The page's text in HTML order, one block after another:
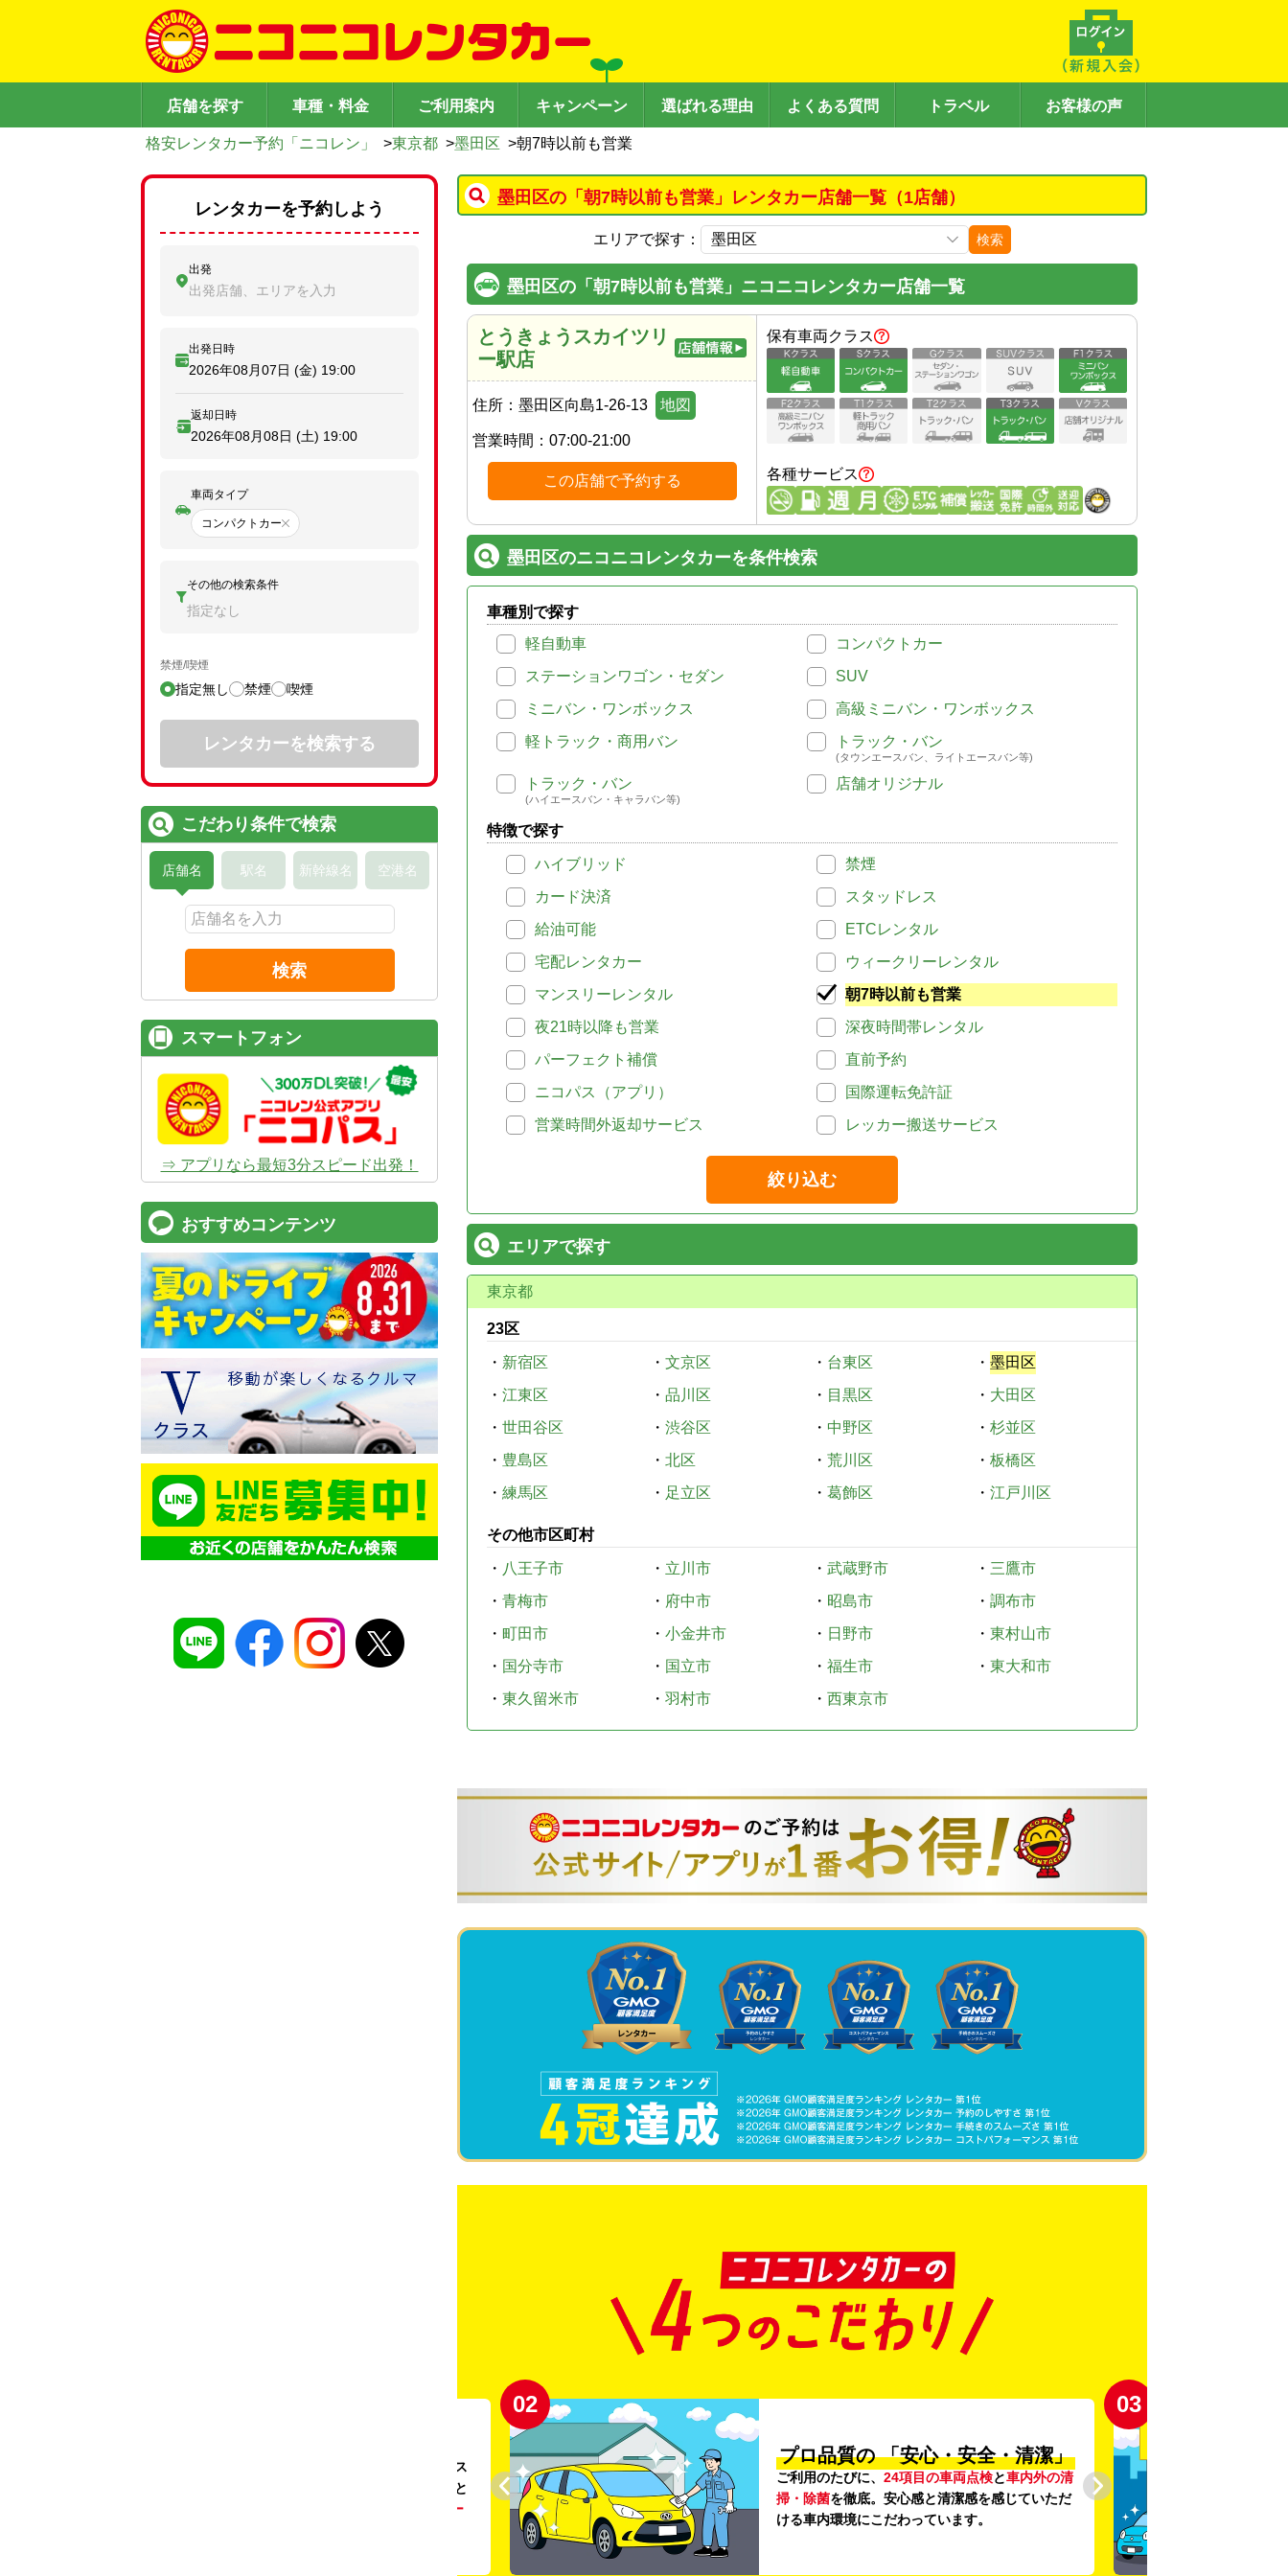
店舗を探す 車種・料金 ご利用案内 キャンペーン 選ばれる理由 よくある質問 トラベル お客様の声
格安レンタカー予約「ニコレン」 >東京都 >墨田区 >朝7時以前も営業
墨田区の「朝7時以前も営業」レンタカー店舗一覧（1店舗）
エリアで探す： 検索
墨田区の「朝7時以前も営業」ニコニコレンタカー店舗一覧
とうきょうスカイツリ
ー駅店
住所： 墨田区向島1-26-13 地図
営業時間： 07:00-21:00
この店舗で予約する
保有車両クラス
各種サービス
墨田区のニコニコレンタカーを条件検索
車種別で探す
軽自動車
コンパクトカー
ステーションワゴン・セダン
SUV
ミニバン・ワンボックス
高級ミニバン・ワンボックス
軽トラック・商用バン
トラック・バン
(タウンエースバン、ライトエースバン等)
トラック・バン
(ハイエースバン・キャラバン等)
店舗オリジナル
特徴で探す
ハイブリッド
禁煙
カード決済
スタッドレス
給油可能
ETCレンタル
宅配レンタカー
ウィークリーレンタル
マンスリーレンタル
朝7時以前も営業
夜21時以降も営業
深夜時間帯レンタル
パーフェクト補償
直前予約
ニコパス（アプリ）
国際運転免許証
営業時間外返却サービス
レッカー搬送サービス
絞り込む
エリアで探す
東京都
23区
・ 新宿区 ・ 文京区 ・ 台東区 ・ 墨田区
・ 江東区 ・ 品川区 ・ 目黒区 ・ 大田区
・ 世田谷区 ・ 渋谷区 ・ 中野区 ・ 杉並区
・ 豊島区 ・ 北区 ・ 荒川区 ・ 板橋区
・ 練馬区 ・ 足立区 ・ 葛飾区 ・ 江戸川区
その他市区町村
・ 八王子市 ・ 立川市 ・ 武蔵野市 ・ 三鷹市
・ 青梅市 ・ 府中市 ・ 昭島市 ・ 調布市
・ 町田市 ・ 小金井市 ・ 日野市 ・ 東村山市
・ 国分寺市 ・ 国立市 ・ 福生市 ・ 東大和市
・ 東久留米市 ・ 羽村市 ・ 西東京市
。ガソリンス
タンドや整備工場の既存インフラを活用すること
リー
02
プロ品質の 「安心・安全・清潔」
ご利用のたびに、 24項目の車両点検と車内外の清
掃・除菌を徹底。安心感と清潔感を感じていただ
ける車内環境にこだわっています。
03
レンタカーを予約しよう
出発
出発店舗、エリアを入力
出発日時
2026年08月07日 (金) 19:00
返却日時
2026年08月08日 (土) 19:00
車両タイプ
コンパクトカー
その他の検索条件
指定なし
禁煙/喫煙
指定無し 禁煙 喫煙
レンタカーを検索する
こだわり条件で検索
店舗名 駅名 新幹線名 空港名
検索
スマートフォン
⇒ アプリなら最短3分スピード出発！
おすすめコンテンツ